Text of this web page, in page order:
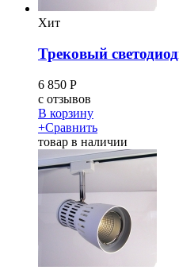
Хит
Трековый
6 850 Р
c отзывов
В корзину
+Сравнить
товар в наличии